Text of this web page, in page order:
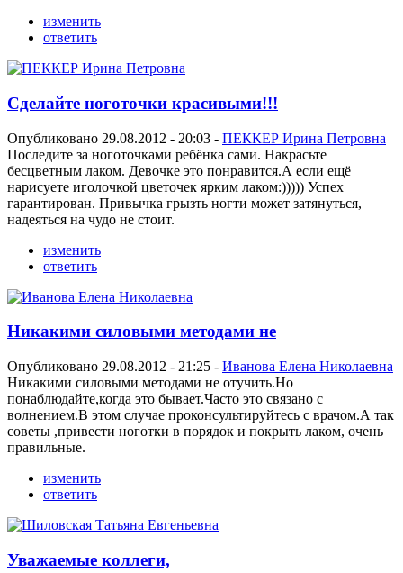
изменить
ответить
Сделайте ноготочки красивыми!!!
Опубликовано 29.08.2012 - 20:03 - ПЕККЕР Ирина Петровна
Последите за ноготочками ребёнка сами. Накрасьте
бесцветным лаком. Девочке это понравится.А если ещё
нарисуете иголочкой цветочек ярким лаком:))))) Успех
гарантирован. Привычка грызть ногти может затянуться,
надеяться на чудо не стоит.
изменить
ответить
Никакими силовыми методами не
Опубликовано 29.08.2012 - 21:25 - Иванова Елена Николаевна
Никакими силовыми методами не отучить.Но
понаблюдайте,когда это бывает.Часто это связано с
волнением.В этом случае проконсультируйтесь с врачом.А так
советы ,привести ноготки в порядок и покрыть лаком, очень
правильные.
изменить
ответить
Уважаемые коллеги,